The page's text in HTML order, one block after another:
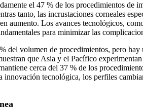
el 47 % de los procedimientos de
tanto, las incrustaciones corneales
aumento. Los avances tecnológicos,
para minimizar las
del volumen de procedimientos, pero
que Asia y el Pacífico
cerca del 37 % de los
tecnológica, los perfiles